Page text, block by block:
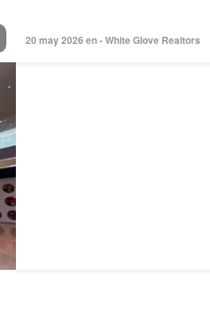
20 may 2026 en - White Glove Realtors